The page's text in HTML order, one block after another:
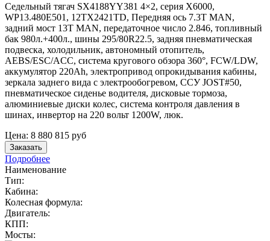
Седельный тягач SX4188YY381 4×2, серия X6000,
WP13.480E501, 12TX2421TD, Передняя ось 7.3Т MAN,
задний мост 13T MAN, передаточное число 2.846, топливный
бак 980л.+400л., шины 295/80R22.5, задняя пневматическая
подвеска, холодильник, автономный отопитель,
AEBS/ESC/ACC, система кругового обзора 360°, FCW/LDW,
аккумулятор 220Ah, электропривод опрокидывания кабины,
зеркала заднего вида с электрообогревом, ССУ JOST#50,
пневматическое сиденье водителя, дисковые тормоза,
алюминиевые диски колес, система контроля давления в
шинах, инвертор на 220 вольт 1200W, люк.
Цена: 8 880 815 руб
Заказать
Подробнее
Наименование
Тип:
Кабина:
Колесная формула:
Двигатель:
КПП:
Мосты: